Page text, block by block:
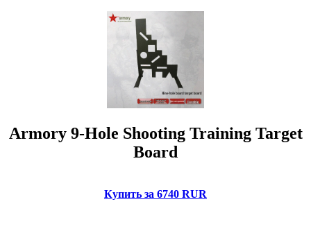
Armory 9-Hole Shooting Training Target
Board
Купить за 6740 RUR